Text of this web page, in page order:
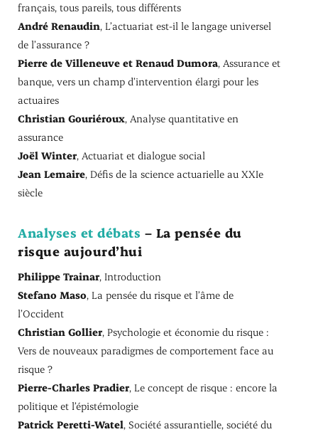
français, tous pareils, tous différents
André Renaudin, L’actuariat est-il le langage universel
de l’assurance ?
Pierre de Villeneuve et Renaud Dumora, Assurance et
banque, vers un champ d’intervention élargi pour les
actuaires
Christian Gouriéroux, Analyse quantitative en
assurance
Joël Winter, Actuariat et dialogue social
Jean Lemaire, Défis de la science actuarielle au XXIe
siècle
Analyses et débats – La pensée du
risque aujourd’hui
Philippe Trainar, Introduction
Stefano Maso, La pensée du risque et l’âme de
l’Occident
Christian Gollier, Psychologie et économie du risque :
Vers de nouveaux paradigmes de comportement face au
risque ?
Pierre-Charles Pradier, Le concept de risque : encore la
politique et l’épistémologie
Patrick Peretti-Watel, Société assurantielle, société du